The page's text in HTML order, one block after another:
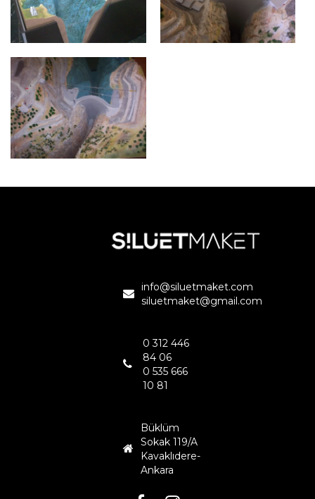
ERMENEK BARAJI
KARAMAN
info@siluetmaket.com
siluetmaket@gmail.com
0 312 446
84 06
0 535 666
10 81
Büklüm
Sokak 119/A
Kavaklıdere-
Ankara